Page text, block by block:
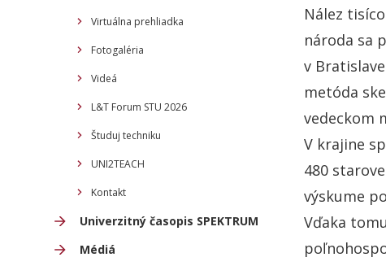
Virtuálna prehliadka
Fotogaléria
Videá
L&T Forum STU 2026
Študuj techniku
UNI2TEACH
Kontakt
Univerzitný časopis SPEKTRUM
Médiá
Nález
národa sa
v
metóda
vedeckom
V krajine
480
výskume
Vďaka